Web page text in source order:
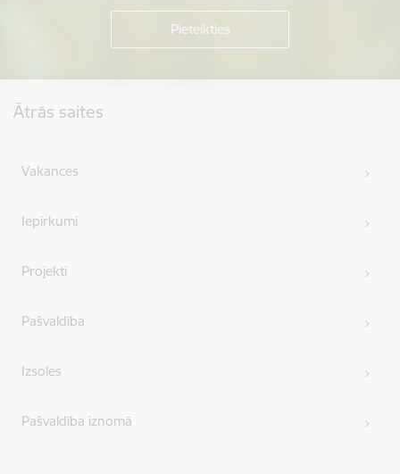
Ātrās saites
Vakances
Iepirkumi
Projekti
Pašvaldība
Izsoles
Pašvaldība iznomā